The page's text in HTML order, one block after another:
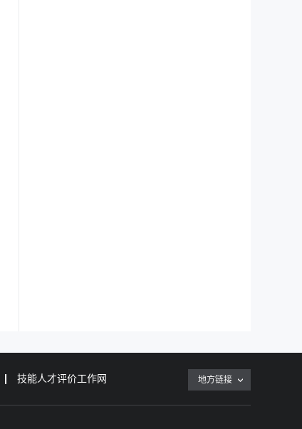
技能人才评价工作网 地方链接